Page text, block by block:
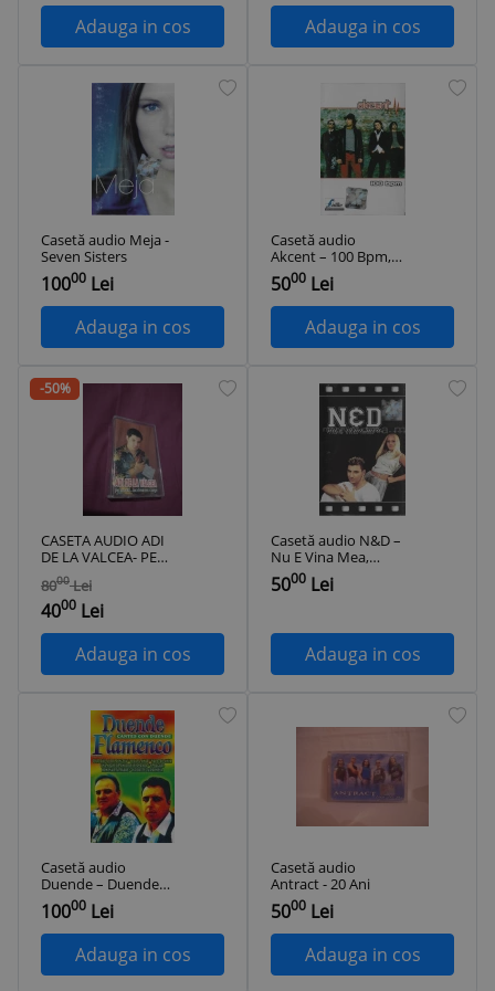
Adauga in cos
Adauga in cos
Casetă audio Meja -
Seven Sisters
10000 Lei
Adauga in cos
Casetă audio
Akcent ‎– 100 Bpm,
originală
5000 Lei
Adauga in cos
-50%
CASETA AUDIO ADI
DE LA VALCEA- PE
OBRAZ ,LACRI-MA
IMI CURGE
ORIGINALA RARA!
8000 Lei
4000 Lei
Adauga in cos
Casetă audio N&D ‎–
Nu E Vina Mea,
originală
5000 Lei
Adauga in cos
Casetă audio
Duende ‎– Duende
Flamenco (Cantes
Con Duende) ,
originală
10000 Lei
Adauga in cos
Casetă audio
Antract - 20 Ani
5000 Lei
Adauga in cos